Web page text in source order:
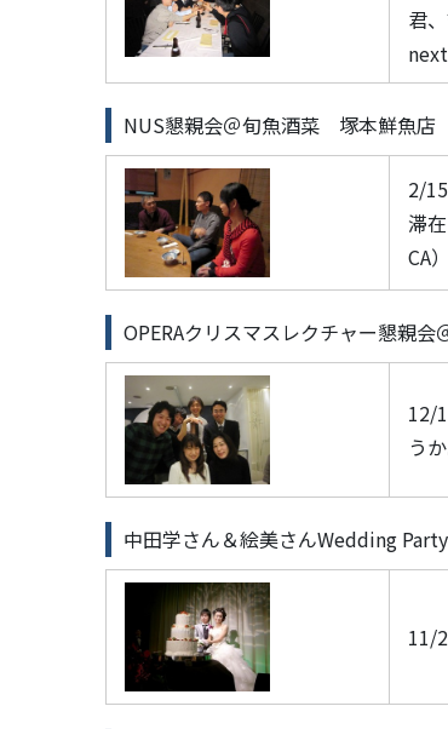
君
NUS懇親会＠旬魚酒菜 塚本鮮魚店
2/
滞
CA）
OPERAクリスマスレクチャー懇親
12/
う
中田学さん＆絵美さんWedding
11/